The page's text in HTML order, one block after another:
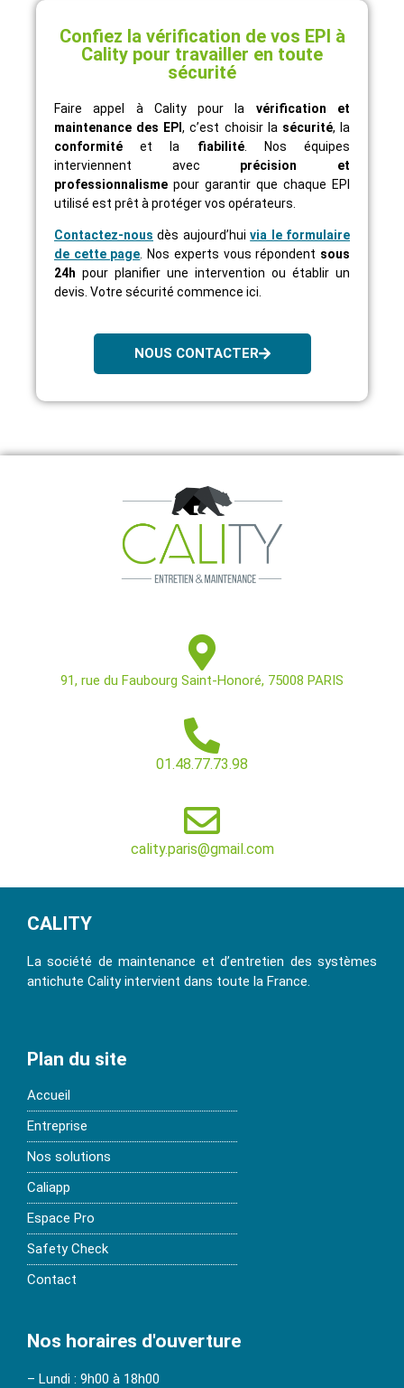
Confiez la vérification de vos EPI à
Cality pour travailler en toute
sécurité
Faire appel à Cality pour la vérification et
maintenance des EPI, c’est choisir la sécurité, la
conformité et la fiabilité. Nos équipes
interviennent avec précision et
professionnalisme pour garantir que chaque EPI
utilisé est prêt à protéger vos opérateurs.
Contactez-nous dès aujourd’huivia le formulaire
de cette page. Nos experts vous répondent sous
24h pour planifier une intervention ou établir un
devis. Votre sécurité commence ici.
NOUS CONTACTER
91, rue du Faubourg Saint-Honoré, 75008 PARIS
01.48.77.73.98
cality.paris@gmail.com
CALITY
La société de maintenance et d’entretien des systèmes
antichute Cality intervient dans toute la France.
Plan du site
Accueil
Entreprise
Nos solutions
Caliapp
Espace Pro
Safety Check
Contact
Nos horaires d'ouverture
– Lundi : 9h00 à 18h00